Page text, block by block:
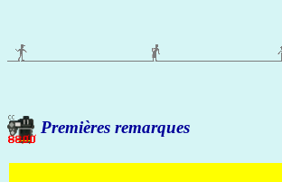
Premières remarques